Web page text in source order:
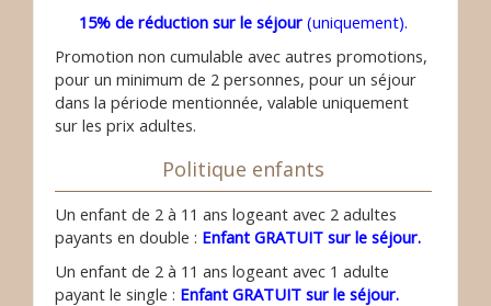
15% de réduction sur le séjour (uniquement).
Promotion non cumulable avec autres promotions,
pour un minimum de 2 personnes, pour un séjour
dans la période mentionnée, valable uniquement
sur les prix adultes.
Politique enfants
Un enfant de 2 à 11 ans logeant avec 2 adultes
payants en double : Enfant GRATUIT sur le séjour.
Un enfant de 2 à 11 ans logeant avec 1 adulte
payant le single : Enfant GRATUIT sur le séjour.